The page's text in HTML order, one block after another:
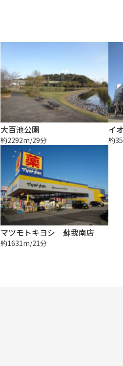
大百池公園
約2292m/29分
イ
約
マツモトキヨシ 蘇我南店
約1631m/21分